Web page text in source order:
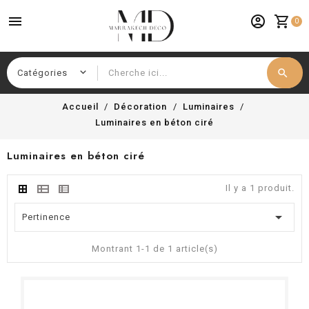
menu shopping_cart 0
account_circle
search
Accueil Décoration
Luminaires
Luminaires en béton ciré
Luminaires en béton ciré
Il y a 1 produit.
Pertinence 
Montrant 1-1 de 1 article(s)